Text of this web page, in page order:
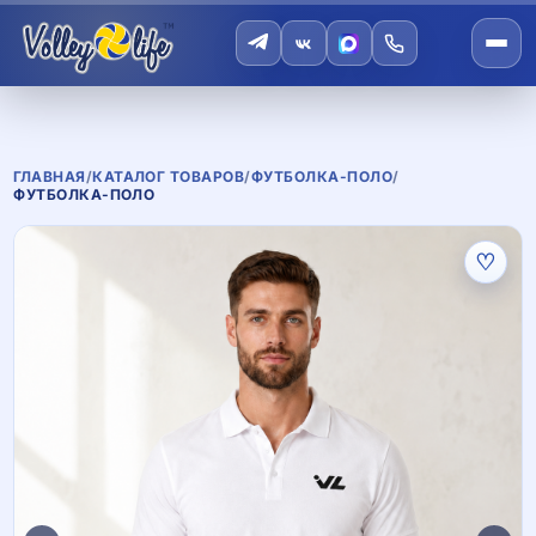
ГЛАВНАЯ/КАТАЛОГ ТОВАРОВ/ФУТБОЛКА-ПОЛО/
ФУТБОЛКА-ПОЛО
♡